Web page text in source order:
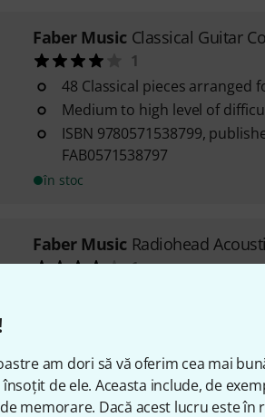
am dori să vă oferim cea mai
de ele. Aceasta include, de
memorare. Dacă acest lucru este în
Faber Music Classical Guitar
1
48 Classical pieces arranged
Medium to high level of
ISBN 9780571538799,
FAB0571538797
în stoc
Faber Music Radiohead
1
în stoc